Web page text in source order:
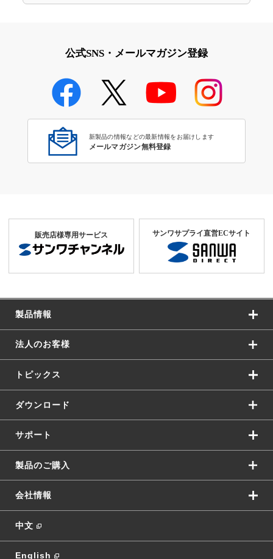
公式SNS・メールマガジン登録
新製品の情報などの最新情報をお届けします
メールマガジン無料登録
販売店様専用サービス サンワサプライ直営ECサイト
製品情報
法人のお客様
トピックス
ダウンロード
サポート
製品のご購入
会社情報
中文
English